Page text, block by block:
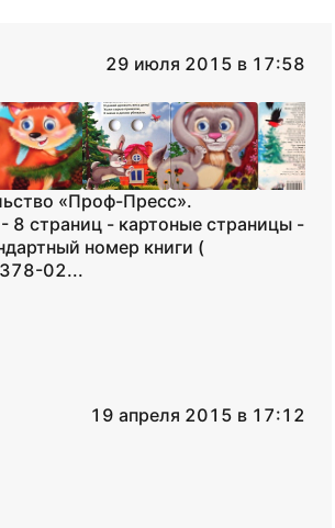
29 июля 2015 в 17:58
«Проф-Пресс».
страниц - картоные страницы -
номер книги (
378-02...
19 апреля 2015 в 17:12